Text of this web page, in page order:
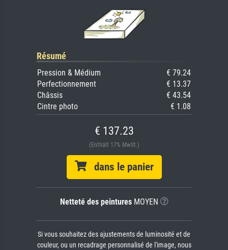
Résumé
Pression & Médium
€ 79.24
Perfectionnement
€ 13.37
Châssis
€ 43.54
Cintre photo
€ 1.08
€ 137.23
(Enthält 17% MwSt.)
dans le panier
Netteté des peinturesMOYEN
Si vous souhaitez des ajustements de luminosité et de
couleur, ou un recadrage personnalisé de l'image, nous